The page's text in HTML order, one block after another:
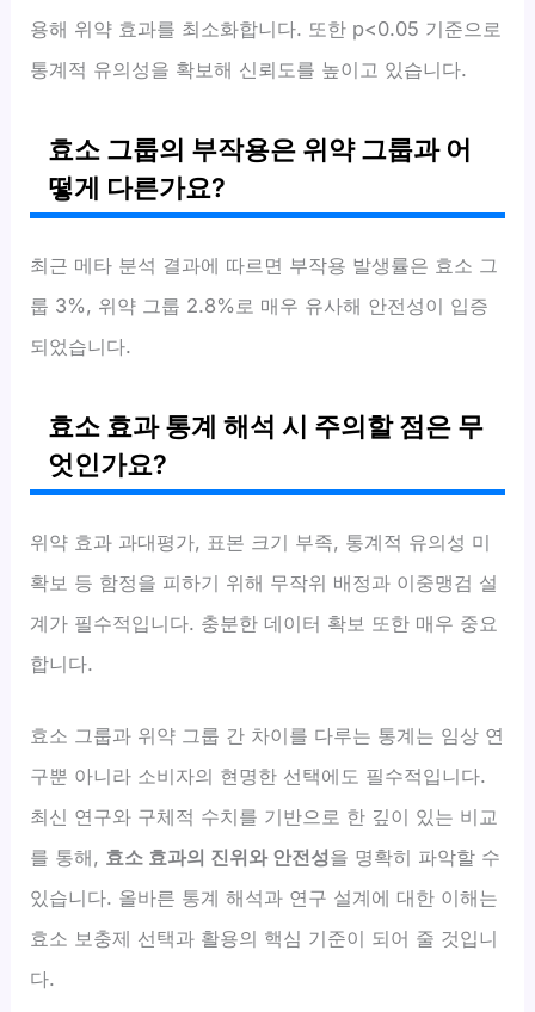
용해 위약 효과를 최소화합니다. 또한 p<0.05 기준으로
통계적 유의성을 확보해 신뢰도를 높이고 있습니다.
효소 그룹의 부작용은 위약 그룹과 어
떻게 다른가요?
최근 메타 분석 결과에 따르면 부작용 발생률은 효소 그
룹 3%, 위약 그룹 2.8%로 매우 유사해 안전성이 입증
되었습니다.
효소 효과 통계 해석 시 주의할 점은 무
엇인가요?
위약 효과 과대평가, 표본 크기 부족, 통계적 유의성 미
확보 등 함정을 피하기 위해 무작위 배정과 이중맹검 설
계가 필수적입니다. 충분한 데이터 확보 또한 매우 중요
합니다.
효소 그룹과 위약 그룹 간 차이를 다루는 통계는 임상 연
구뿐 아니라 소비자의 현명한 선택에도 필수적입니다.
최신 연구와 구체적 수치를 기반으로 한 깊이 있는 비교
를 통해, 효소 효과의 진위와 안전성을 명확히 파악할 수
있습니다. 올바른 통계 해석과 연구 설계에 대한 이해는
효소 보충제 선택과 활용의 핵심 기준이 되어 줄 것입니
다.